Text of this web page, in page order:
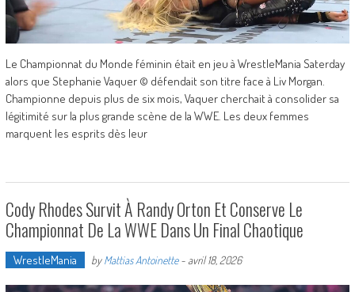
Le Championnat du Monde féminin était en jeu à WrestleMania Saterday
alors que Stephanie Vaquer © défendait son titre face à Liv Morgan.
Championne depuis plus de six mois, Vaquer cherchait à consolider sa
légitimité sur la plus grande scène de la WWE. Les deux femmes
marquent les esprits dès leur
Cody Rhodes Survit À Randy Orton Et Conserve Le
Championnat De La WWE Dans Un Final Chaotique
WrestleMania byMattias Antoinette- avril 18, 2026